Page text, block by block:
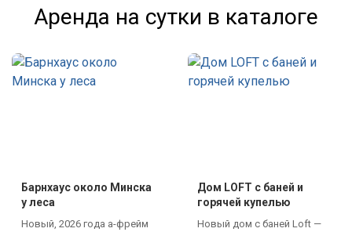
Аренда на сутки в каталоге
Барнхаус около Минска
у леса
Новый, 2026 года а-фрейм
Дом LOFT c баней и
горячей купелью
Новый дом с баней Loft —